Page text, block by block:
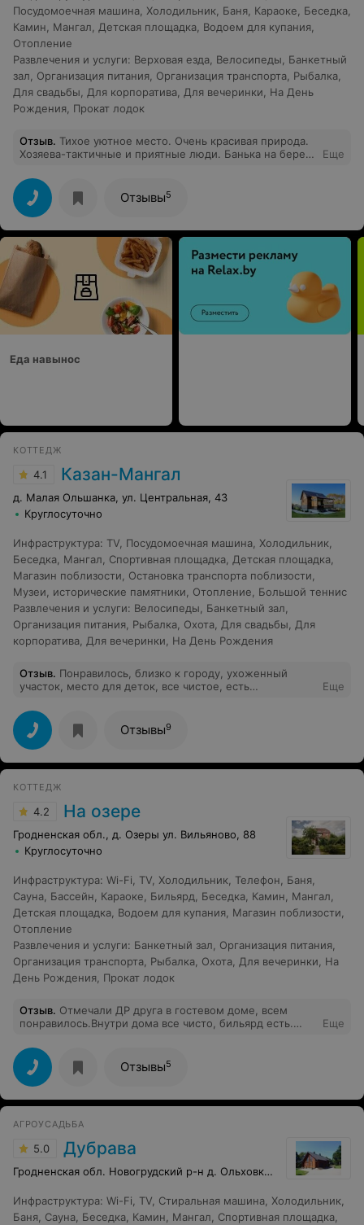
Посудомоечная машина, Холодильник, Баня, Караоке, Беседка,
Камин, Мангал, Детская площадка, Водоем для купания,
Отопление
Развлечения и услуги: Верховая езда, Велосипеды, Банкетный
зал, Организация питания, Организация транспорта, Рыбалка,
Для свадьбы, Для корпоратива, Для вечеринки, На День
Рождения, Прокат лодок
Отзыв. Тихое уютное место. Очень красивая природа.
Хозяева-тактичные и приятные люди. Банька на берегу
Чудесное место!!! Спасибо.
Еще
Отзывы5
Еда навынос
КОТТЕДЖ
4.1 Казан-Мангал
д. Малая Ольшанка, ул. Центральная, 43
Круглосуточно
Инфраструктура: TV, Посудомоечная машина, Холодильник,
Беседка, Мангал, Спортивная площадка, Детская площадка,
Магазин поблизости, Остановка транспорта поблизости,
Музеи, исторические памятники, Отопление, Большой теннис
Развлечения и услуги: Велосипеды, Банкетный зал,
Организация питания, Рыбалка, Охота, Для свадьбы, Для
корпоратива, Для вечеринки, На День Рождения
Отзыв. Понравилось, близко к городу, ухоженный
участок, место для деток, все чистое, есть
Еще
Отзывы9
КОТТЕДЖ
4.2 На озере
Гродненская обл., д. Озеры ул. Вильяново, 88
Круглосуточно
Инфраструктура: Wi-Fi, TV, Холодильник, Телефон, Баня,
Сауна, Бассейн, Караоке, Бильярд, Беседка, Камин, Мангал,
Детская площадка, Водоем для купания, Магазин поблизости,
Отопление
Развлечения и услуги: Банкетный зал, Организация питания,
Организация транспорта, Рыбалка, Охота, Для вечеринки, На
День Рождения, Прокат лодок
Отзыв. Отмечали ДР друга в гостевом доме, всем
понравилось.Внутри дома все чисто, бильярд есть.
пожарить на мангале.Приедем еще!
Еще
Отзывы5
АГРОУСАДЬБА
5.0 Дубрава
Гродненская обл. Новогрудский р-н д. Ольховка, 78
Инфраструктура: Wi-Fi, TV, Стиральная машина, Холодильник,
Баня, Сауна, Беседка, Камин, Мангал, Спортивная площадка,